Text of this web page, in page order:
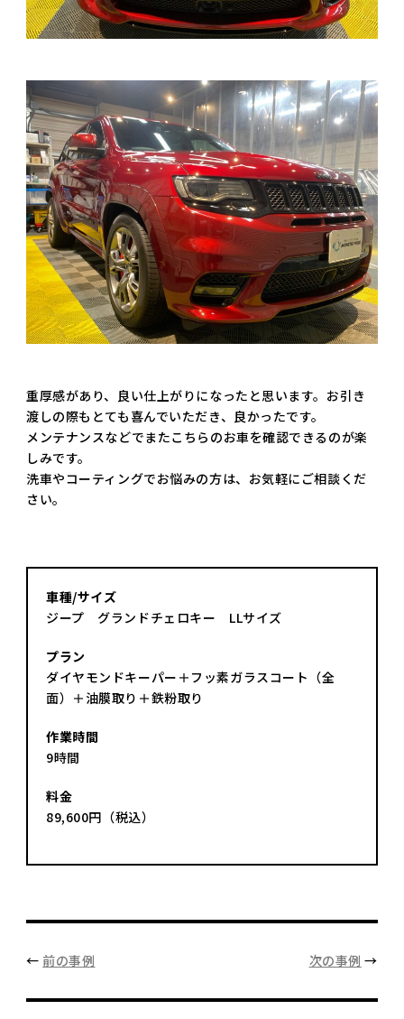
重厚感があり、良い仕上がりになったと思います。お引き
渡しの際もとても喜んでいただき、良かったです。
メンテナンスなどでまたこちらのお車を確認できるのが楽
しみです。
洗車やコーティングでお悩みの方は、お気軽にご相談くだ
さい。
車種/サイズ
ジープ グランドチェロキー LLサイズ
プラン
ダイヤモンドキーパー＋フッ素ガラスコート（全
面）＋油膜取り＋鉄粉取り
作業時間
9時間
料金
89,600円（税込）
← 前の事例 次の事例 →